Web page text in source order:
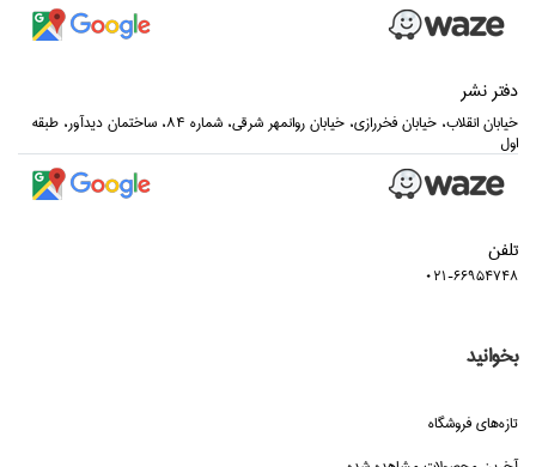
دفتر نشر
خيابان انقلاب، خيابان فخررازي، خيابان روانمهر شرقي، شماره 84، ساختمان ديدآور، طبقه
اول
تلفن
021-66954748
بخوانید
تازه‌هاي فروشگاه